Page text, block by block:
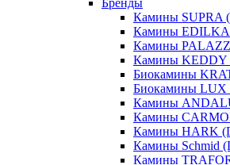
Бренды
Камины SUPRA
Камины
Камины
Камины KEDDY
Биокамины
Биокамины LUX
Камины
Камины
Камины HARK
Камины Schmid
Камины